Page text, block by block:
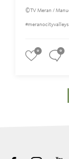
©TV Meran /
0 0